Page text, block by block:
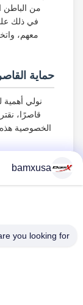
من الباطن
في ذلك
معهم،
حماية
نولي
قاصرًا،
الخصوصية هذه
bamxusa
you looking for?